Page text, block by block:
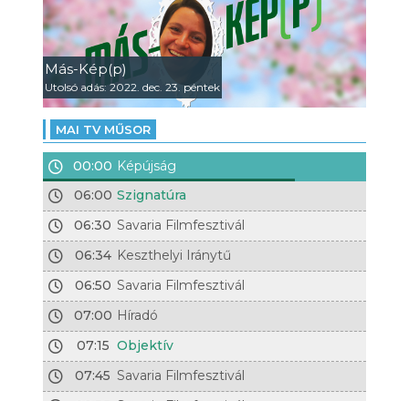
Más-Kép(p)
Utolsó adás: 2022. dec. 23. péntek
MAI TV MŰSOR
00:00 Képújság
06:00 Szignatúra
06:30 Savaria Filmfesztivál
06:34 Keszthelyi Iránytű
06:50 Savaria Filmfesztivál
07:00 Híradó
07:15 Objektív
07:45 Savaria Filmfesztivál